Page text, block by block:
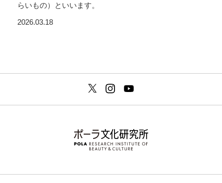
らいもの）といいます。
2026.03.18